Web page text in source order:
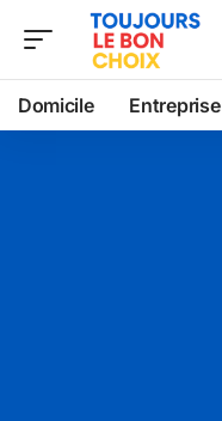
Domicile Entreprise